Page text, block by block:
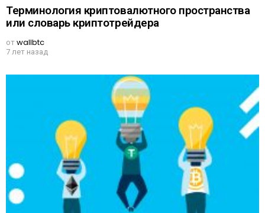
Терминология криптовалютного пространства
или словарь криптотрейдера
отwallbtc
7 лет назад